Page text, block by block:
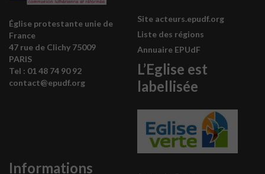
Église protestante unie de
France
47 rue de Clichy 75009
PARIS
Tel : 01 48 74 90 92
contact@epudf.org
Site acteurs.epudf.org
Liste des régions
Annuaire EPUdF
L’Eglise est
labellisée
Informations